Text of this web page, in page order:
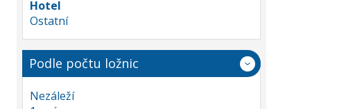
Hotel
Ostatní
Podle počtu ložnic
Nezáleží